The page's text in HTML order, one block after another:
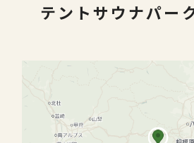
テントサウナパー